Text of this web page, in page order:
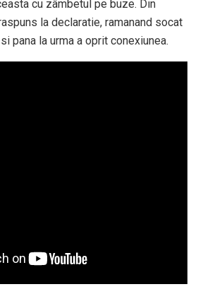
cu zâmbetul pe buze. Din
la declaratie, ramanand socat
pana la urma a oprit conexiunea.